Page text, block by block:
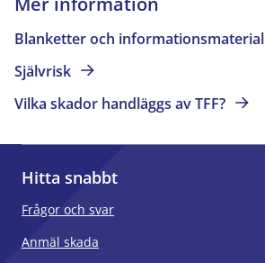
Blanketter och informationsmaterial
Självrisk
Vilka skador handläggs avTFF?
Hitta snabbt
Frågor och svar
Anmäl skada